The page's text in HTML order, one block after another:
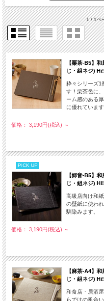
1 / 1ペ
【栗茶-B5】
じ・組ネジ)
粋々シリーズ1
す！栗茶色に
ーム感のある
に優れています
価格： 3,190円(税込) ～
PICK UP
【郷音-B5】
じ・組ネジ)
高級店向け和
の壁紙に使わ
馴染みます。
価格： 3,190円(税込) ～
【麻茶-A4】
じ・組ネジ)
和食店・居酒
らではの風合